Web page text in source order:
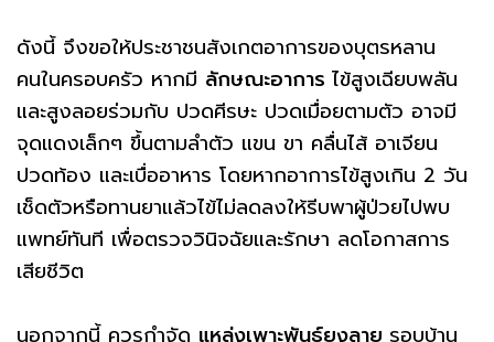
ดังนี้ จึงขอให้ประชาชนสังเกตอาการของบุตรหลาน
คนในครอบครัว หากมี ลักษณะอาการ ไข้สูงเฉียบพลัน
และสูงลอยร่วมกับ ปวดศีรษะ ปวดเมื่อยตามตัว อาจมี
จุดแดงเล็กๆ ขึ้นตามลำตัว แขน ขา คลื่นไส้ อาเจียน
ปวดท้อง และเบื่ออาหาร โดยหากอาการไข้สูงเกิน 2 วัน
เช็ดตัวหรือทานยาแล้วไข้ไม่ลดลงให้รีบพาผู้ป่วยไปพบ
แพทย์ทันที เพื่อตรวจวินิจฉัยและรักษา ลดโอกาสการ
เสียชีวิต
นอกจากนี้ ควรกำจัด แหล่งเพาะพันธุ์ยุงลาย รอบบ้าน